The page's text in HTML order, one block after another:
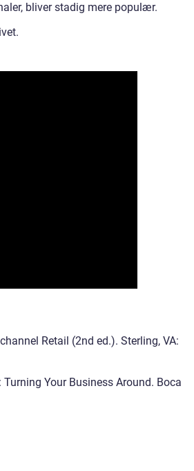
bliver stadig mere populær.
Retail (2nd ed.). Sterling, VA:
Your Business Around. Boca